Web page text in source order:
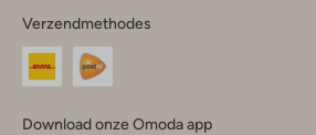
je
land
Nederland
Verzendmethodes
Download onze Omoda app